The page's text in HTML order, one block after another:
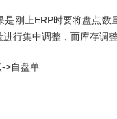
刚上ERP时要将盘点
行集中调整，而库存调
>自盘单